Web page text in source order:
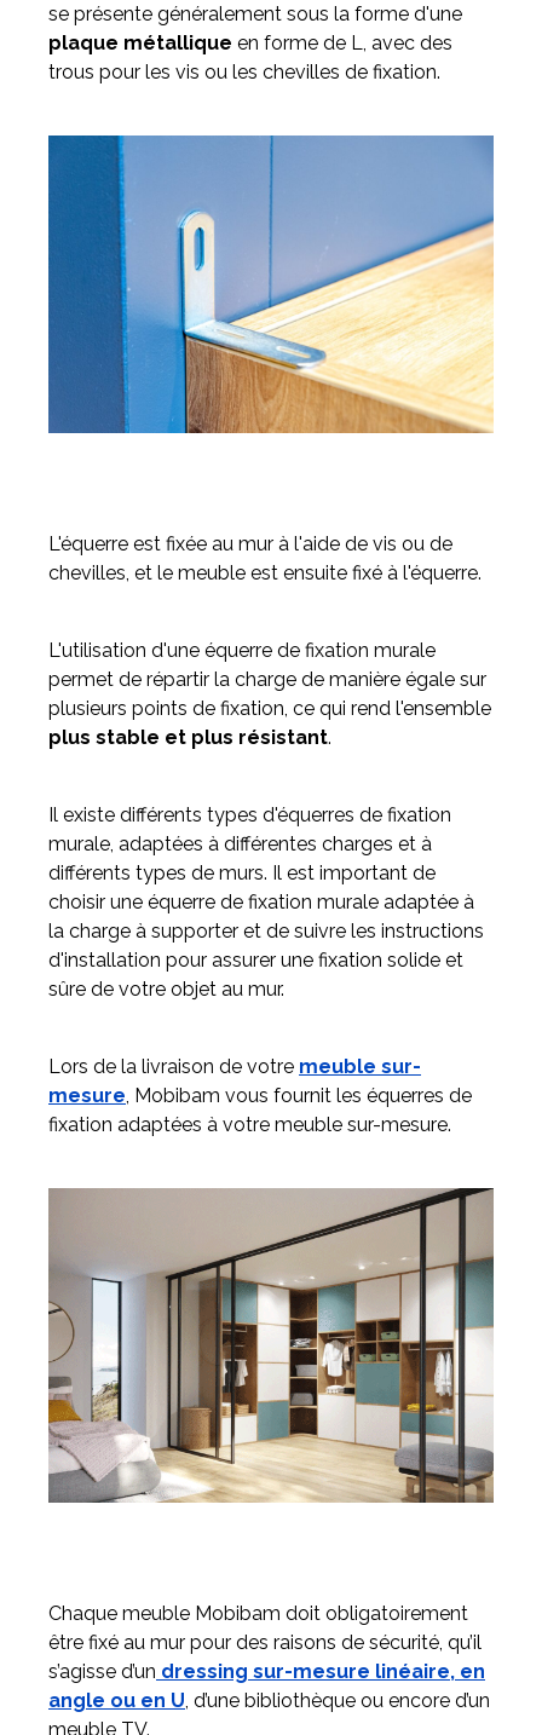
se présente généralement sous la forme d'une
plaque métallique en forme de L, avec des
trous pour les vis ou les chevilles de fixation.
L'équerre est fixée au mur à l'aide de vis ou de
chevilles, et le meuble est ensuite fixé à l'équerre.
L'utilisation d'une équerre de fixation murale
permet de répartir la charge de manière égale sur
plusieurs points de fixation, ce qui rend l'ensemble
plus stable et plus résistant.
Il existe différents types d'équerres de fixation
murale, adaptées à différentes charges et à
différents types de murs. Il est important de
choisir une équerre de fixation murale adaptée à
la charge à supporter et de suivre les instructions
d'installation pour assurer une fixation solide et
sûre de votre objet au mur.
Lors de la livraison de votre meuble sur-
mesure, Mobibam vous fournit les équerres de
fixation adaptées à votre meuble sur-mesure.
Chaque meuble Mobibam doit obligatoirement
être fixé au mur pour des raisons de sécurité, qu’il
s’agisse d’un dressing sur-mesure linéaire, en
angle ou en U, d’une bibliothèque ou encore d’un
meuble TV.